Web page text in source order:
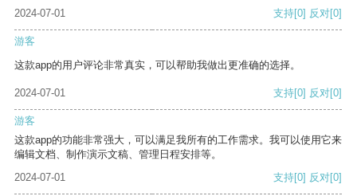
2024-07-01 支持[0] 反对[0]
游客
这款app的用户评论非常真实，可以帮助我做出更准确的选择。
2024-07-01 支持[0] 反对[0]
游客
这款app的功能非常强大，可以满足我所有的工作需求。我可以使用它来
编辑文档、制作演示文稿、管理日程安排等。
2024-07-01
支持[0] 反对[0]